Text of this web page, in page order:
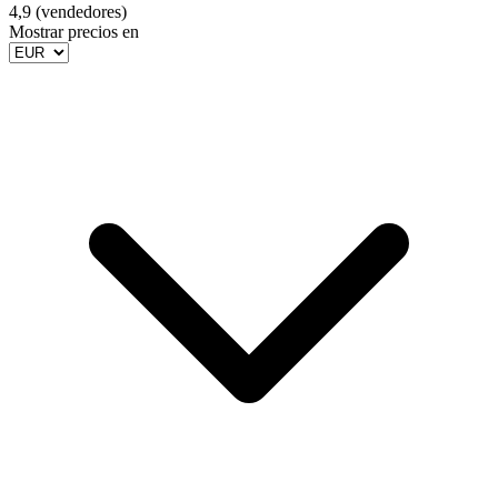
4,9 (vendedores)
Mostrar precios en